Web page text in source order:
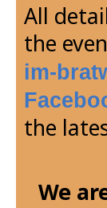
All
the
im-
the
We